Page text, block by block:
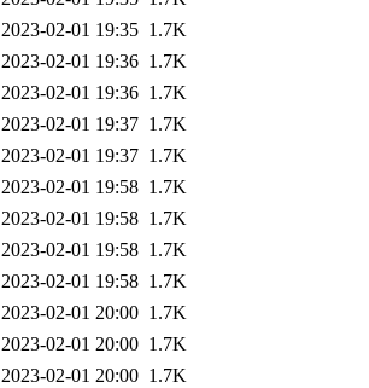
2023-02-01 19:35 1.7K
2023-02-01 19:36 1.7K
2023-02-01 19:36 1.7K
2023-02-01 19:37 1.7K
2023-02-01 19:37 1.7K
2023-02-01 19:58 1.7K
2023-02-01 19:58 1.7K
2023-02-01 19:58 1.7K
2023-02-01 19:58 1.7K
2023-02-01 20:00 1.7K
2023-02-01 20:00 1.7K
2023-02-01 20:00 1.7K